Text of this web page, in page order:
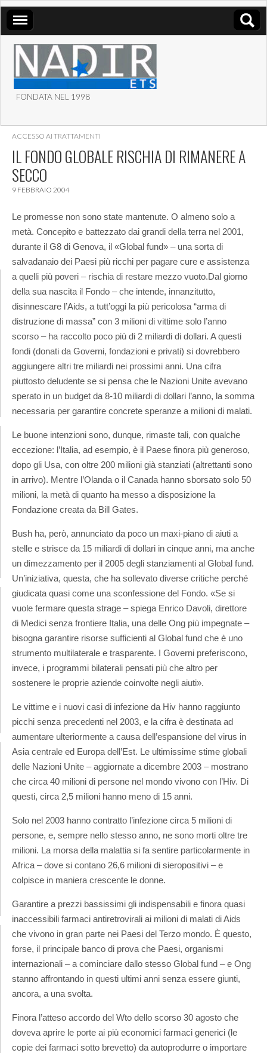
ASSOCIAZIONE NADIR
ETS
FONDATA NEL 1998
ACCESSO AI TRATTAMENTI
IL FONDO GLOBALE RISCHIA DI RIMANERE A
SECCO
9 FEBBRAIO 2004
Le promesse non sono state mantenute. O almeno solo a
metà. Concepito e battezzato dai grandi della terra nel 2001,
durante il G8 di Genova, il «Global fund» – una sorta di
salvadanaio dei Paesi più ricchi per pagare cure e assistenza
a quelli più poveri – rischia di restare mezzo vuoto.Dal giorno
della sua nascita il Fondo – che intende, innanzitutto,
disinnescare l’Aids, a tutt’oggi la più pericolosa “arma di
distruzione di massa” con 3 milioni di vittime solo l’anno
scorso – ha raccolto poco più di 2 miliardi di dollari. A questi
fondi (donati da Governi, fondazioni e privati) si dovrebbero
aggiungere altri tre miliardi nei prossimi anni. Una cifra
piuttosto deludente se si pensa che le Nazioni Unite avevano
sperato in un budget da 8-10 miliardi di dollari l’anno, la somma
necessaria per garantire concrete speranze a milioni di malati.
Le buone intenzioni sono, dunque, rimaste tali, con qualche
eccezione: l’Italia, ad esempio, è il Paese finora più generoso,
dopo gli Usa, con oltre 200 milioni già stanziati (altrettanti sono
in arrivo). Mentre l’Olanda o il Canada hanno sborsato solo 50
milioni, la metà di quanto ha messo a disposizione la
Fondazione creata da Bill Gates.
Bush ha, però, annunciato da poco un maxi-piano di aiuti a
stelle e strisce da 15 miliardi di dollari in cinque anni, ma anche
un dimezzamento per il 2005 degli stanziamenti al Global fund.
Un’iniziativa, questa, che ha sollevato diverse critiche perché
giudicata quasi come una sconfessione del Fondo. «Se si
vuole fermare questa strage – spiega Enrico Davoli, direttore
di Medici senza frontiere Italia, una delle Ong più impegnate –
bisogna garantire risorse sufficienti al Global fund che è uno
strumento multilaterale e trasparente. I Governi preferiscono,
invece, i programmi bilaterali pensati più che altro per
sostenere le proprie aziende coinvolte negli aiuti».
Le vittime e i nuovi casi di infezione da Hiv hanno raggiunto
picchi senza precedenti nel 2003, e la cifra è destinata ad
aumentare ulteriormente a causa dell’espansione del virus in
Asia centrale ed Europa dell’Est. Le ultimissime stime globali
delle Nazioni Unite – aggiornate a dicembre 2003 – mostrano
che circa 40 milioni di persone nel mondo vivono con l’Hiv. Di
questi, circa 2,5 milioni hanno meno di 15 anni.
Solo nel 2003 hanno contratto l’infezione circa 5 milioni di
persone, e, sempre nello stesso anno, ne sono morti oltre tre
milioni. La morsa della malattia si fa sentire particolarmente in
Africa – dove si contano 26,6 milioni di sieropositivi – e
colpisce in maniera crescente le donne.
Garantire a prezzi bassissimi gli indispensabili e finora quasi
inaccessibili farmaci antiretrovirali ai milioni di malati di Aids
che vivono in gran parte nei Paesi del Terzo mondo. È questo,
forse, il principale banco di prova che Paesi, organismi
internazionali – a cominciare dallo stesso Global fund – e Ong
stanno affrontando in questi ultimi anni senza essere giunti,
ancora, a una svolta.
Finora l’atteso accordo del Wto dello scorso 30 agosto che
doveva aprire le porte ai più economici farmaci generici (le
copie dei farmaci sotto brevetto) da autoprodurre o importare